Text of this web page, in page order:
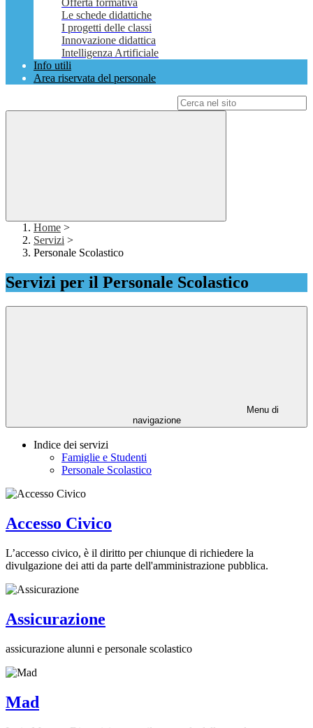
Offerta formativa
Le schede didattiche
I progetti delle classi
Innovazione didattica
Intelligenza Artificiale
Info utili
Area riservata del personale
Home >
Servizi >
Personale Scolastico
Servizi per il Personale Scolastico
Menu di
navigazione
Indice dei servizi
Famiglie e Studenti
Personale Scolastico
Accesso Civico
L’accesso civico, è il diritto per chiunque di richiedere la
divulgazione dei atti da parte dell'amministrazione pubblica.
Assicurazione
assicurazione alunni e personale scolastico
Mad